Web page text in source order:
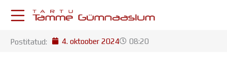
KESKKONNAD
Postitatud: 4. oktoober 2024 08:20